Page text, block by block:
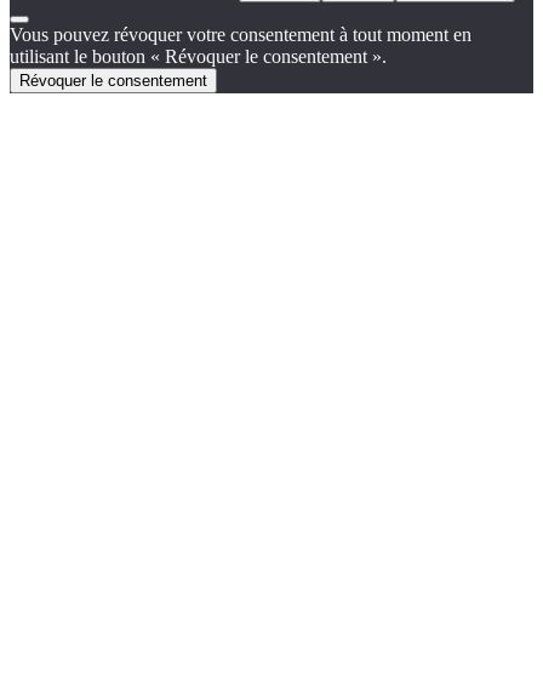
Vous pouvez révoquer votre consentement à tout moment en
utilisant le bouton « Révoquer le consentement ».
Révoquer le consentement